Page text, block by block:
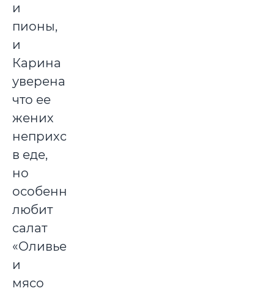
и
пионы,
и
Карина
уверена,
что ее
жених
неприхотлив
в еде,
но
особенно
любит
салат
«Оливье»
и
мясо